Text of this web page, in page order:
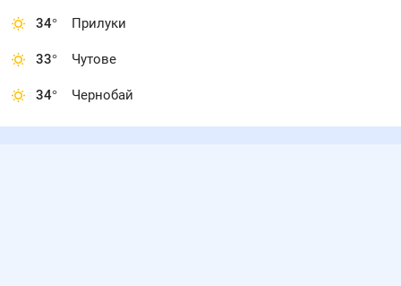
34° Прилуки
33° Чутове
34° Чернобай